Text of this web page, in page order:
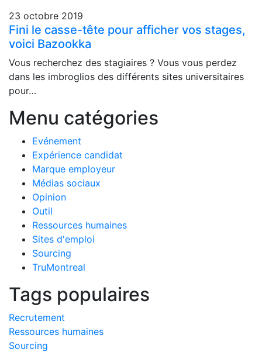
23 octobre 2019
Fini le casse-tête pour afficher vos stages,
voici Bazookka
Vous recherchez des stagiaires ? Vous vous perdez
dans les imbroglios des différents sites universitaires
pour…
Menu catégories
Evénement
Expérience candidat
Marque employeur
Médias sociaux
Opinion
Outil
Ressources humaines
Sites d'emploi
Sourcing
TruMontreal
Tags populaires
Recrutement
Ressources humaines
Sourcing